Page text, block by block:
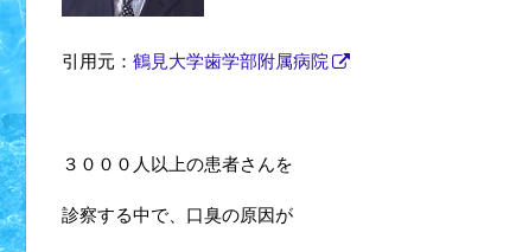
引用元： 鶴見大学歯学部附属病院
３０００人以上の患者さんを
診察する中で、口臭の原因が